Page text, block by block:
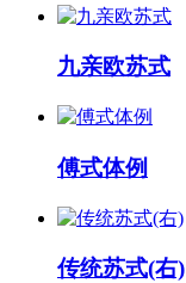
九亲欧苏式
傅式体例
传统苏式(右)